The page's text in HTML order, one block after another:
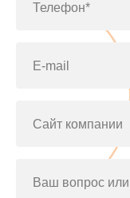
Телефон*
E-mail
Сайт компании
Ваш вопрос или